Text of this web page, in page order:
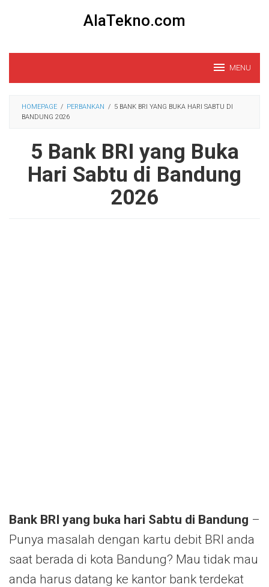
AlaTekno.com
MENU
HOMEPAGE / PERBANKAN / 5 BANK BRI YANG BUKA HARI SABTU DI
BANDUNG 2026
5 Bank BRI yang Buka
Hari Sabtu di Bandung
2026
Bank BRI yang buka hari Sabtu di Bandung –
Punya masalah dengan kartu debit BRI anda
saat berada di kota Bandung? Mau tidak mau
anda harus datang ke kantor bank terdekat